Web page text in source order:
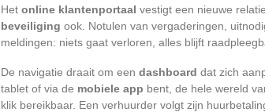
Het online klantenportaal vestigt een nieuwe
beveiliging ook. Notulen van vergaderingen,
meldingen: niets gaat verloren, alles blijft
De navigatie draait om een dashboard dat zich
tablet of via de mobiele app bent, de hele wereld
klik bereikbaar. Een verhuurder volgt zijn